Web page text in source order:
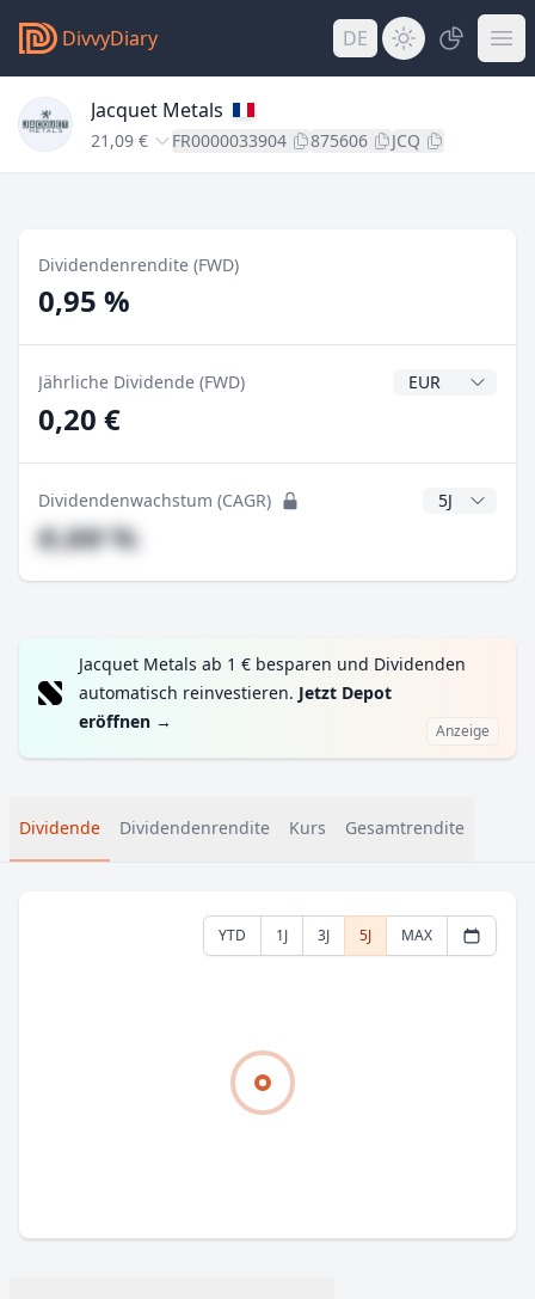
DivvyDiary DE
Jacquet Metals
21,09 € FR0000033904 875606 JCQ
Dividendenrendite (FWD)
0,95 %
Jährliche Dividende (FWD)
0,20 €
Dividendenwachstum (CAGR) CAGR Jahre
#,## %
Jacquet Metals ab 1 € besparen und Dividenden
automatisch reinvestieren. Jetzt Depot
eröffnen → Anzeige
Dividende Dividendenrendite Kurs Gesamtrendite
YTD 1J 3J 5J MAX